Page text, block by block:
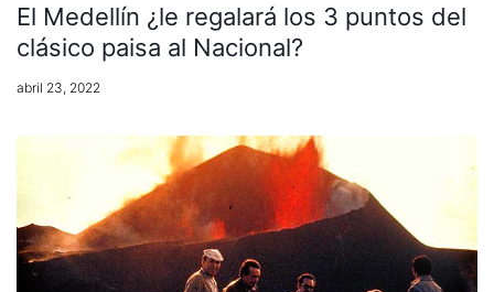
El Medellín ¿le regalará los 3 puntos del
clásico paisa al Nacional?
abril 23, 2022